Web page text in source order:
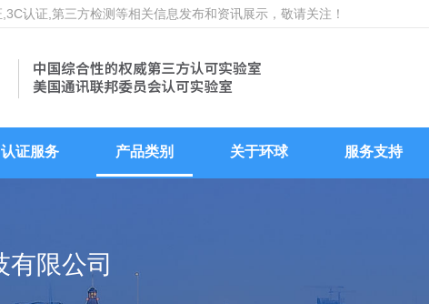
认证,第三方检测等相关信息发布和资讯展示，敬请关注！
认证服务 产品类别 关于环球 服务支持
限公司